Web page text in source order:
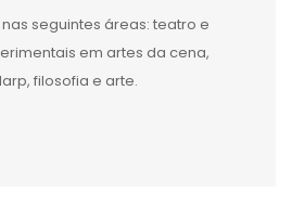
seguintes áreas: teatro e
em artes da cena,
filosofia e arte.